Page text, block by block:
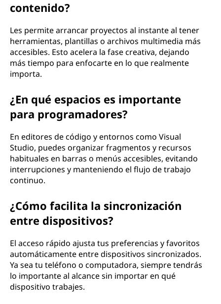
contenido?
Les permite arrancar proyectos al instante al tener
herramientas, plantillas o archivos multimedia más
accesibles. Esto acelera la fase creativa, dejando
más tiempo para enfocarte en lo que realmente
importa.
¿En qué espacios es importante
para programadores?
En editores de código y entornos como Visual
Studio, puedes organizar fragmentos y recursos
habituales en barras o menús accesibles, evitando
interrupciones y manteniendo el flujo de trabajo
continuo.
¿Cómo facilita la sincronización
entre dispositivos?
El acceso rápido ajusta tus preferencias y favoritos
automáticamente entre dispositivos sincronizados.
Ya sea tu teléfono o computadora, siempre tendrás
lo importante al alcance sin importar en qué
dispositivo trabajes.